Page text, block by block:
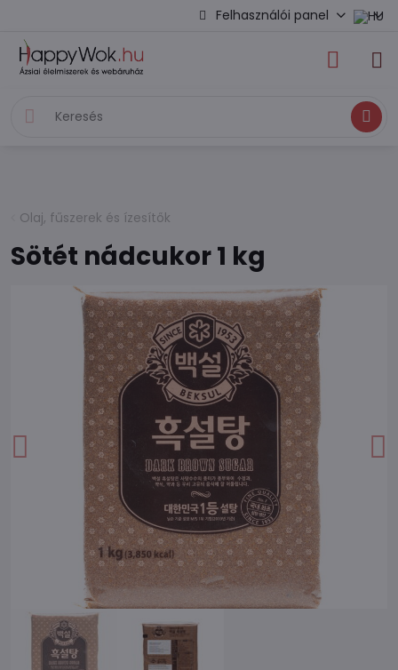
Felhasználói panel
Keresés
Olaj, fűszerek és ízesítők
Sötét nádcukor 1 kg